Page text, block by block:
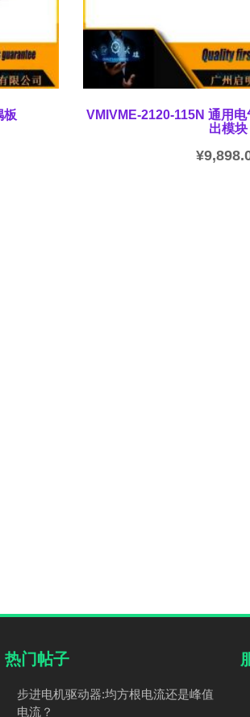
板
VMIVME-2120-115N 通用
出模块
¥
热门帖子
步进电机驱动器:均方根电流还是峰值
电流？